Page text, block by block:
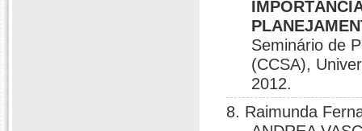
Seminário de
(CCSA),
2012.
8. Raimunda